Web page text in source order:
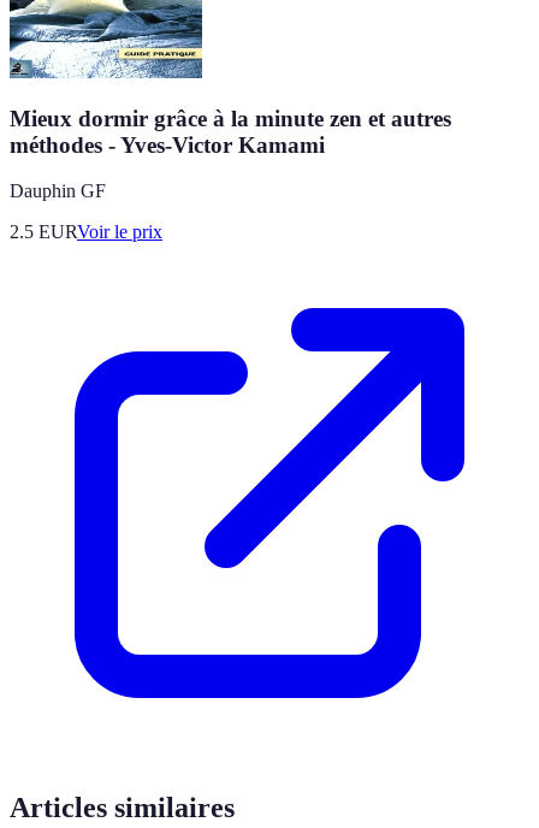
Mieux dormir grâce à la minute zen et autres
méthodes - Yves-Victor Kamami
Dauphin GF
2.5 EURVoir le prix
Articles similaires